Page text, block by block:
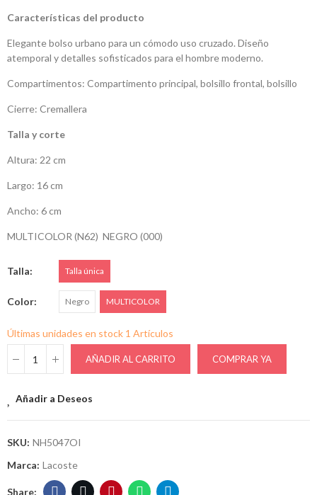
Características del producto
Elegante bolso urbano para un cómodo uso cruzado. Diseño
atemporal y detalles sofisticados para el hombre moderno.
Compartimentos: Compartimento principal, bolsillo frontal, bolsillo
Cierre: Cremallera
Talla y corte
Altura: 22 cm
Largo: 16 cm
Ancho: 6 cm
MULTICOLOR (N62) NEGRO (000)
Talla Talla única
Color Negro MULTICOLOR
Últimas unidades en stock 1 Artículos
AÑADIR AL CARRITO COMPRAR YA
Añadir a Deseos
SKU: NH5047OI
Marca: Lacoste